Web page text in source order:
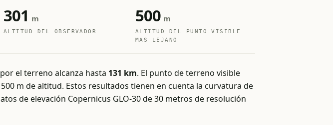
301 m
ALTITUD DEL OBSERVADOR
500 m
ALTITUD DEL PUNTO VISIBLE
MÁS LEJANO
el terreno alcanza hasta 131 km. El punto de terreno visible
m de altitud. Estos resultados tienen en cuenta la curvatura de
de elevación Copernicus GLO-30 de 30 metros de resolución